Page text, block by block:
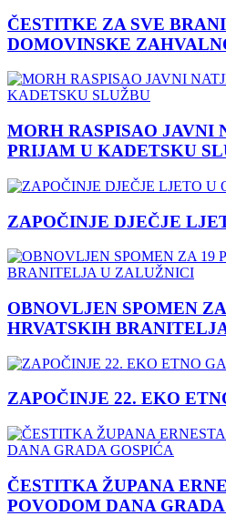
ČESTITKE ZA SVE
DOMOVINSKE
MORH RASPISAO JAVNI
PRIJAM U KADETSKU
ZAPOČINJE DJEČJE
OBNOVLJEN SPOMEN
HRVATSKIH
ZAPOČINJE 22. EKO
ČESTITKA ŽUPANA
POVODOM DANA